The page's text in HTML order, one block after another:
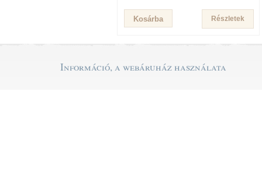
Részletek
Információ, a webáruház használata